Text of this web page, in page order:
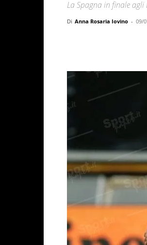
La Spagna in finale
Di Anna Rosaria Iovino - 09/